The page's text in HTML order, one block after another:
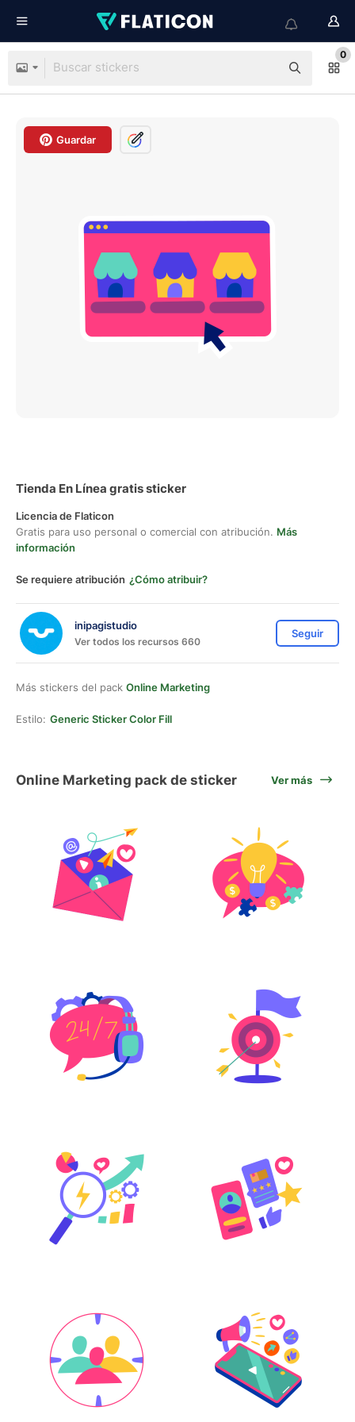
0
Guardar
Tienda En Línea gratis sticker
Licencia de Flaticon
Gratis para uso personal o comercial con atribución. Más
información
Se requiere atribución ¿Cómo atribuir?
inipagistudio
Ver todos los recursos 660
Seguir
Más stickers del pack Online Marketing
Estilo: Generic Sticker Color Fill
Online Marketing pack de sticker Ver más